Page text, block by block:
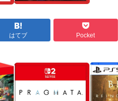
はてブ Pocket